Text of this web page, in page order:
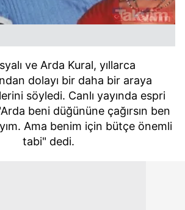
ve Arda Kural, yıllarca
dolayı bir daha bir araya
söyledi. Canlı yayında espri
beni düğününe çağırsın ben
Ama benim için bütçe önemli
tabi" dedi.